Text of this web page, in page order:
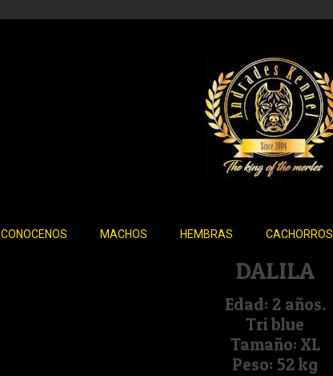
CONOCENOS MACHOS HEMBRAS CACHORROS
DALILA
Edad: 2 años.
Tri blue
Tamaño: XL
Peso: 52 kg